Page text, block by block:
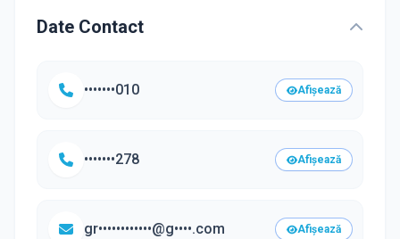
Date Contact
•••••••010 Afișează
•••••••278 Afișează
gr••••••••••••@g••••.com Afișează